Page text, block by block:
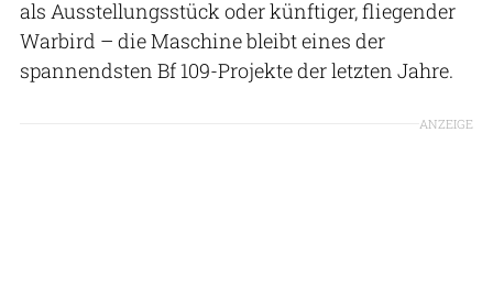
als Ausstellungsstück oder künftiger, fliegender
Warbird – die Maschine bleibt eines der
spannendsten Bf 109-Projekte der letzten Jahre.
ANZEIGE